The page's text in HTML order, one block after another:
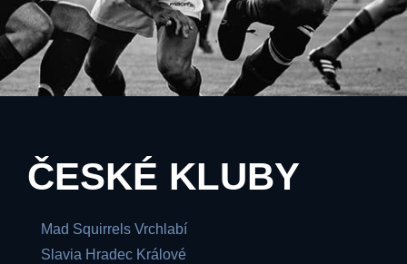
ČESKÉ KLUBY
Mad Squirrels Vrchlabí
Slavia Hradec Králové